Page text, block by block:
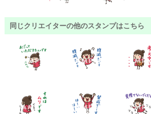
同じクリエイターの他のスタンプはこちら